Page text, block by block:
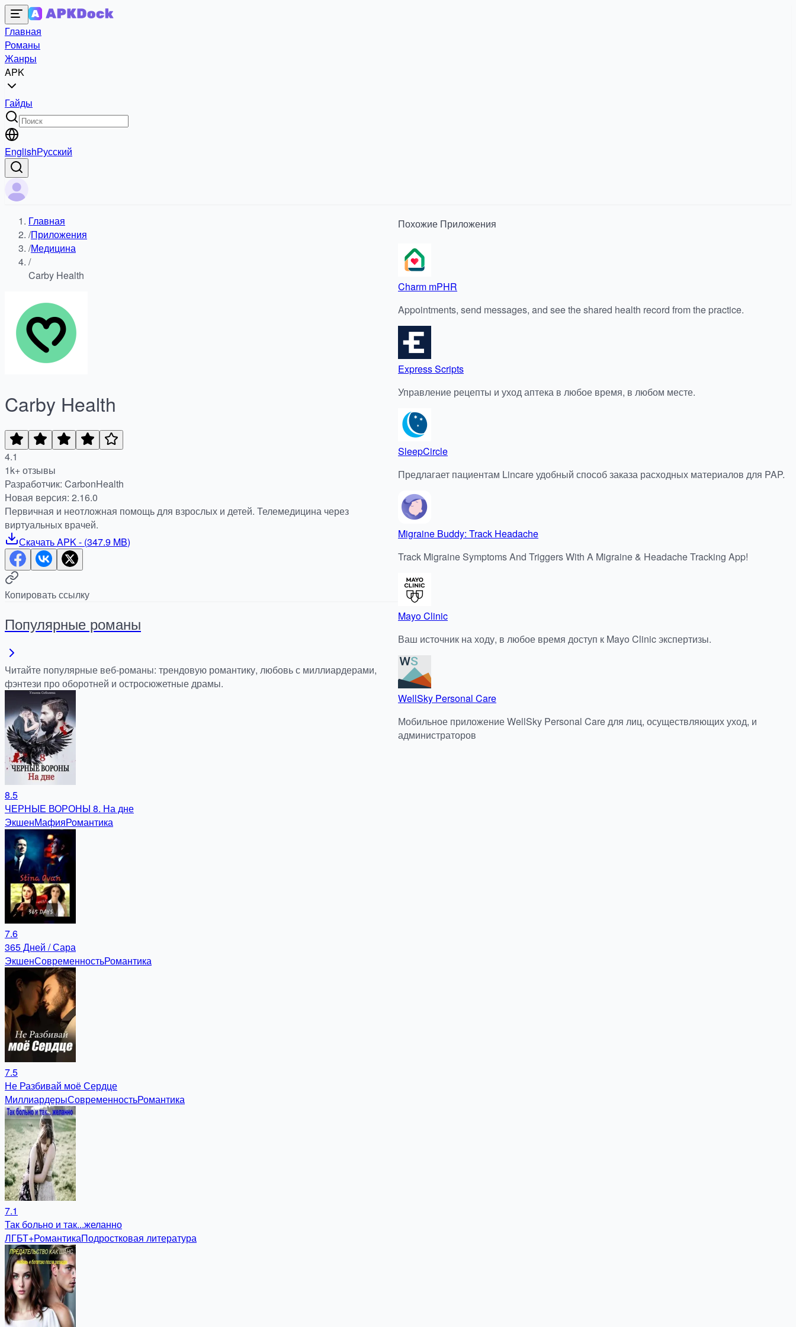
Главная
Романы
Жанры
APK
Гайды
EnglishРусский
Главная
/Приложения
/Медицина
/
Carby Health
Carby Health
4.1
1k+ отзывы
Разработчик: CarbonHealth
Новая версия: 2.16.0
Первичная и неотложная помощь для взрослых и детей. Телемедицина через
виртуальных врачей.
СкачатьAPK- (347.9 MB)
Копировать ссылку
Популярные романы
Читайте популярные веб-романы: трендовую романтику, любовь с миллиардерами,
фэнтези про оборотней и остросюжетные драмы.
8.5
ЧЕРНЫЕ ВОРОНЫ 8. На дне
ЭкшенМафияРомантика
7.6
365 Дней / Сара
ЭкшенСовременностьРомантика
7.5
Не Разбивай моё Сердце
МиллиардерыСовременностьРомантика
7.1
Так больно и так...желанно
ЛГБТ+РомантикаПодростковая литература
Похожие Приложения
Charm mPHR
Appointments, send messages, and see the shared health record from the practice.
Express Scripts
Управление рецепты и уход аптека в любое время, в любом месте.
SleepCircle
Предлагает пациентам Lincare удобный способ заказа расходных материалов для PAP.
Migraine Buddy: Track Headache
Track Migraine Symptoms And Triggers With A Migraine & Headache Tracking App!
Mayo Clinic
Ваш источник на ходу, в любое время доступ к Mayo Clinic экспертизы.
WellSky Personal Care
Мобильное приложение WellSky Personal Care для лиц, осуществляющих уход, и
администраторов